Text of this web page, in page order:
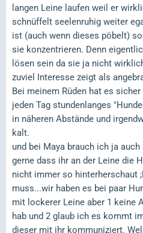
langen Leine laufen weil er
schnüffelt seelenruhig weiter
ist (auch wenn dieses pöbelt)
sie konzentrieren. Denn
lösen sein da sie ja nicht
zuviel Interesse zeigt als
Bei meinem Rüden hat es
jeden Tag stundenlanges
in näheren Abstände und
kalt.
und bei Maya brauch ich ja
gerne dass ihr an der Leine die
nicht immer so hinterherschaut
muss...wir haben es bei paar
mit lockerer Leine aber 1 keine
hab und 2 glaub ich es kommt
dieser mit ihr kommuniziert.